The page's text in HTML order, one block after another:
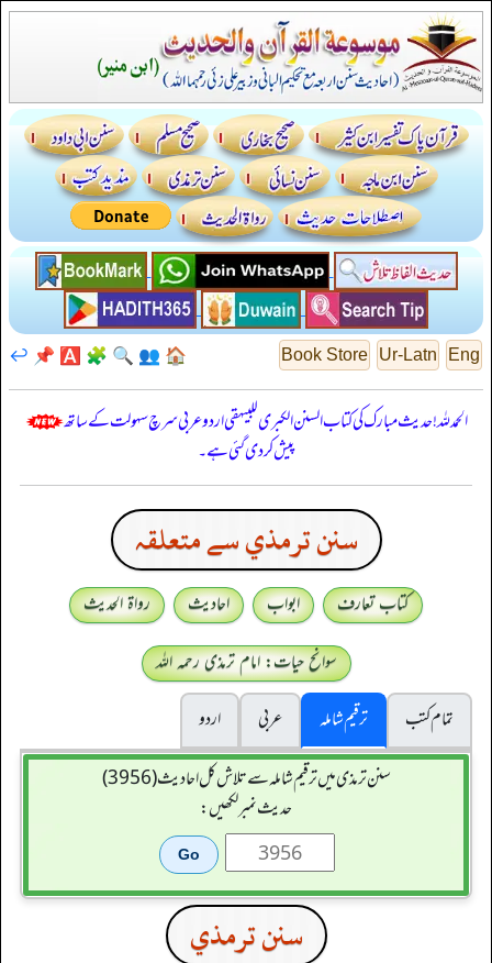
Eng
Ur-Latn
Book Store
🏠
👥
🔍
🧩
🅰️
📌
↩️
الحمدللہ! حدیث مبارک کی کتاب السنن الكبرى للبيهقي اردو عربی سرچ سہولت کے ساتھ
پیش کر دی گئی ہے۔
سنن ترمذي سے متعلقہ
کتاب تعارف ابواب احادیث
رواۃ الحدیث
سوانح حیات: امام ترمذی رحمہ اللہ
تمام کتب
ترقیم شاملہ عربی
اردو
سنن ترمذی میں ترقیم شاملہ سے تلاش کل احادیث (3956)
حدیث نمبر لکھیں:
سنن ترمذي